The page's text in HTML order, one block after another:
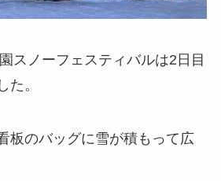
スノーフェスティバルは2日目
た。
板のバッグに雪が積もって広